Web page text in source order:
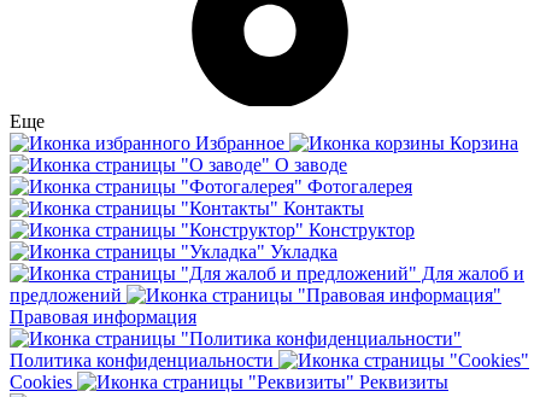
Еще
Избранное
Корзина
О заводе
Фотогалерея
Контакты
Конструктор
Укладка
Для жалоб и
предложений
Правовая информация
Политика конфиденциальности
Cookies
Реквизиты